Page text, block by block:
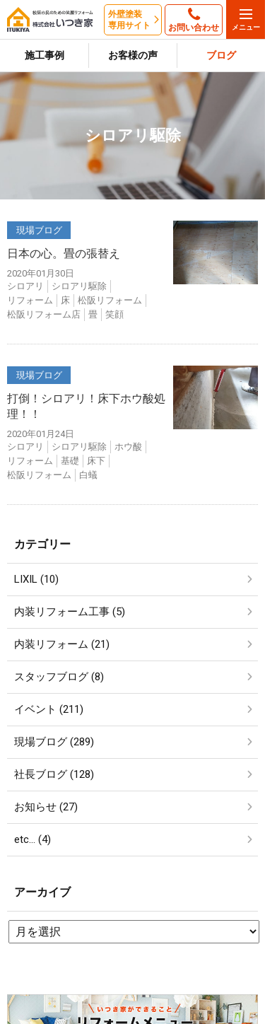
外壁塗装
専用サイト
お問い合わせ
施工事例 お客様の声 ブログ
シロアリ駆除
現場ブログ
日本の心。畳の張替え
2020年01月30日
シロアリ
シロアリ駆除
リフォーム
床
松阪リフォーム
松阪リフォーム店
畳 笑顔
現場ブログ
打倒！シロアリ！床下ホウ酸処
理！！
2020年01月24日
シロアリ
シロアリ駆除
ホウ酸
リフォーム
基礎
床下
松阪リフォーム
白蟻
カテゴリー
LIXIL (10)
内装リフォーム工事 (5)
内装リフォーム (21)
スタッフブログ (8)
イベント (211)
現場ブログ (289)
社長ブログ (128)
お知らせ (27)
etc… (4)
アーカイブ